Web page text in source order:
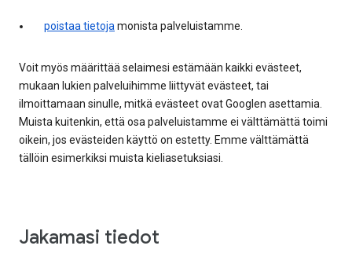
poistaa tietojamonista palveluistamme.
Voit myös määrittää selaimesi estämään kaikki evästeet,
mukaan lukien palveluihimme liittyvät evästeet, tai
ilmoittamaan sinulle, mitkä evästeet ovat Googlen asettamia.
Muista kuitenkin, että osa palveluistamme ei välttämättä toimi
oikein, jos evästeiden käyttö on estetty. Emme välttämättä
tällöin esimerkiksi muista kieliasetuksiasi.
Jakamasi tiedot